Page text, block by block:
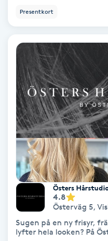
Kemisk peeling
Kinesiologi
Kinesisk medicin
Kiropraktik
Klangmassage
Klippning
Klippning & Slingor
Klippning ungdom
Presentkort
Östers
4.8
Österväg 5,
Sugen på en ny frisyr,
lyfter hela looken? På